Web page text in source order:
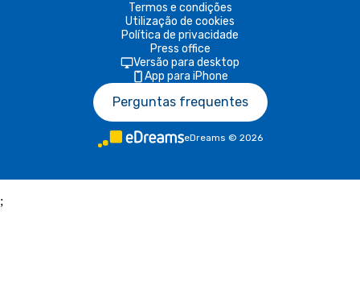
Termos e condições
Utilização de cookies
Política de privacidade
Press office
Versão para desktop
App para iPhone
Perguntas frequentes
eDreams © 2026
;